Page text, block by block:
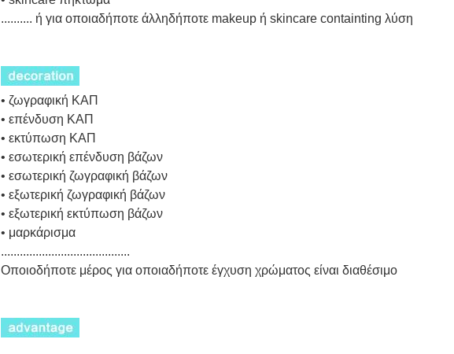
.......... ή για οποιαδήποτε άλληδήποτε makeup ή skincare containting λύση
• ζωγραφική ΚΑΠ
• επένδυση ΚΑΠ
• εκτύπωση ΚΑΠ
• εσωτερική επένδυση βάζων
• εσωτερική ζωγραφική βάζων
• εξωτερική ζωγραφική βάζων
• εξωτερική εκτύπωση βάζων
• μαρκάρισμα
.........................................
Οποιοδήποτε μέρος για οποιαδήποτε έγχυση χρώματος είναι διαθέσιμο